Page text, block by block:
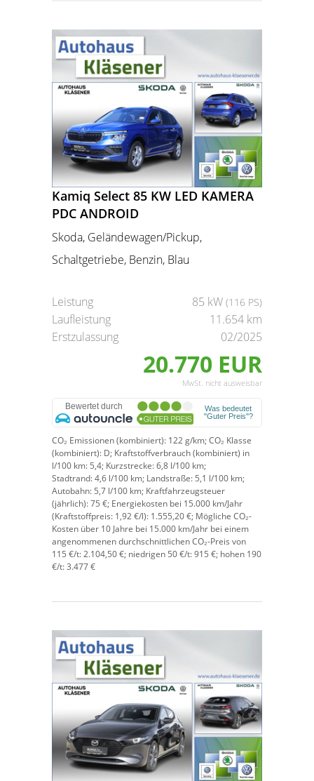
Kamiq Select 85 KW LED KAMERA
PDC ANDROID
Skoda, Geländewagen/Pickup,
Schaltgetriebe, Benzin, Blau
Leistung 85 kW (116 PS)
Laufleistung
11.654 km
Erstzulassung
02/2025
20.770 EUR
MwSt. nicht ausweisbar
CO₂ Emissionen (kombiniert): 122 g/km;CO₂ Klasse
(kombiniert): D; Kraftstoffverbrauch (kombiniert) in
l/100 km: 5,4; Kurzstrecke:6,8 l/100 km;
Stadtrand:4,6 l/100 km; Landstraße: 5,1 l/100 km;
Autobahn: 5,7 l/100 km; Kraftfahrzeugsteuer
(jährlich):75 €; Energiekosten bei 15.000 km/Jahr
(Kraftstoffpreis: 1,92€/l): 1.555,20 €; Mögliche CO₂-
Kosten über 10 Jahre bei 15.000 km/Jahr bei einem
angenommenen durchschnittlichen CO₂-Preis von
115 €/t:2.104,50 €; niedrigen 50 €/t: 915 €; hohen 190
€/t: 3.477 €